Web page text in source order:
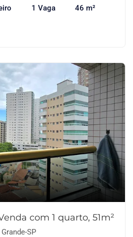
1 Vaga 46 m²
com 1 quarto, 51m²
SP